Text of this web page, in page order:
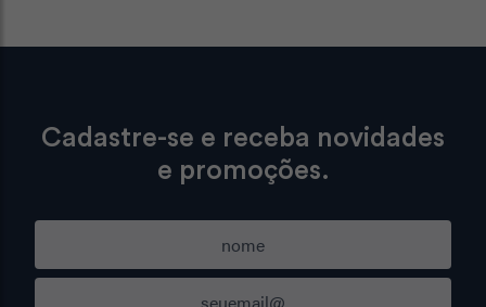
Cadastre-se e receba novidades
e promoções.